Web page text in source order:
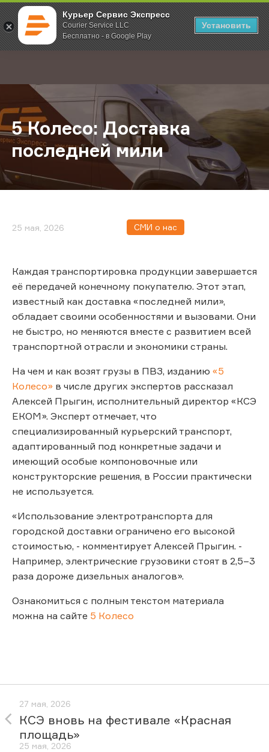
Курьер Сервис Экспресс
Courier Service LLC
Бесплатно - в Google Play
Установить
; Главная О компании Новости 5 Колесо: Доставка последней
5 Колесо: Доставка
последней мили
25 мая, 2026 СМИ о нас
Каждая транспортировка продукции завершается
её передачей конечному покупателю. Этот этап,
известный как доставка «последней мили»,
обладает своими особенностями и вызовами. Они
не быстро, но меняются вместе с развитием всей
транспортной отрасли и экономики страны.
На чем и как возят грузы в ПВЗ, изданию «5
Колесо» в числе других экспертов рассказал
Алексей Прыгин, исполнительный директор «КСЭ
ЕКОМ». Эксперт отмечает, что
специализированный курьерский транспорт,
адаптированный под конкретные задачи и
имеющий особые компоновочные или
конструкторские решения, в России практически
не используется.
«Использование электротранспорта для
городской доставки ограничено его высокой
стоимостью, - комментирует Алексей Прыгин. -
Например, электрические грузовики стоят в 2,5–3
раза дороже дизельных аналогов».
Ознакомиться с полным текстом материала
можна на сайте 5 Колесо
27 мая, 2026
КСЭ вновь на фестивале «Красная
площадь»
25 мая, 2026